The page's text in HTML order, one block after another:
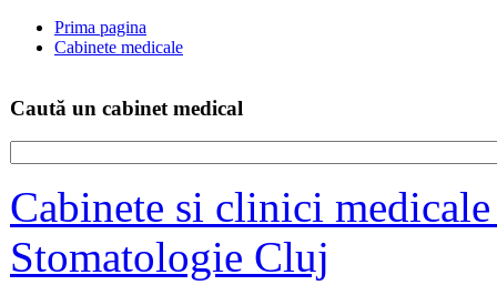
Prima pagina
Cabinete medicale
Caută un cabinet medical
Cabinete si clinici
Stomatologie Cluj